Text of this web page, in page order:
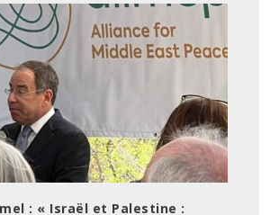
: « Israël et Palestine :